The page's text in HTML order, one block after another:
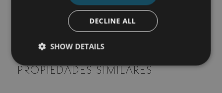
COMPARTIR ESTA
IMPRIMIR PDF
PROPIEDADES SIMILARES
DECLINE ALL
SHOW DETAILS